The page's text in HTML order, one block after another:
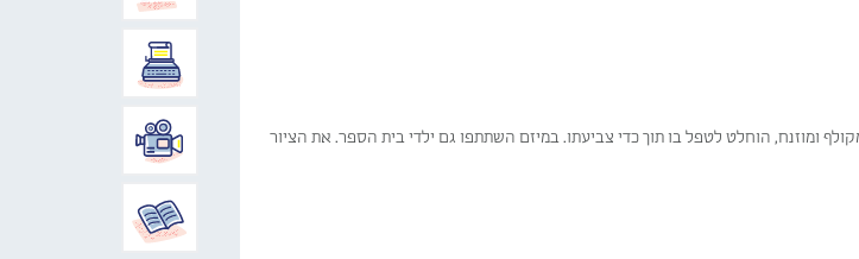
ומוזנח, הוחלט לטפל בו תוך כדי צביעתו. במיזם השתתפו גם ילדי בית הספר. את הציור